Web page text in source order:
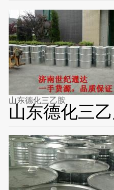
山东德化三乙胺
山东德化三